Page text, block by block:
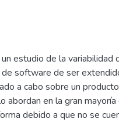
estudio de la
software de ser
a cabo sobre un
abordan en la gran
debido a que no se